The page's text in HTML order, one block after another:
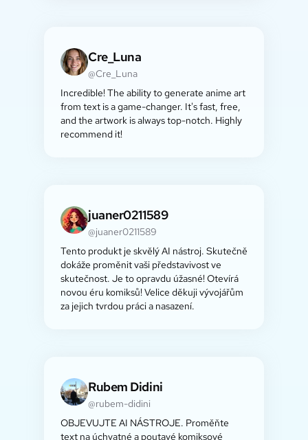
Cre_Luna
@Cre_Luna
Incredible! The ability to generate anime art
from text is a game-changer. It's fast, free,
and the artwork is always top-notch. Highly
recommend it!
juaner0211589
@juaner0211589
Tento produkt je skvělý AI nástroj. Skutečně
dokáže proměnit vaši představivost ve
skutečnost. Je to opravdu úžasné! Otevírá
novou éru komiksů! Velice děkuji vývojářům
za jejich tvrdou práci a nasazení.
Rubem Didini
@rubem-didini
OBJEVUJTE AI NÁSTROJE. Proměňte
text na úchvatné a poutavé komiksové